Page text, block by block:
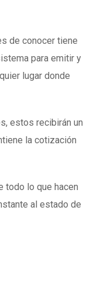
de conocer tiene
para emitir y
lugar donde
estos recibirán un
la cotización
todo lo que hacen
al estado de